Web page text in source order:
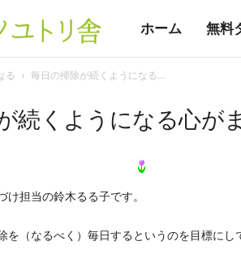
ノ
ホーム 無料
る 毎日の掃除が続くようになる...
続くようになる心が
担当の鈴木るる子です。
を（なるべく）毎日するというのを目標にし